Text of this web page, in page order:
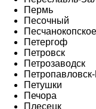
Пермь
Песочный
Песчанокопское
Петергоф
Петровск
Петрозаводск
Петушки
Печора
Плесецк